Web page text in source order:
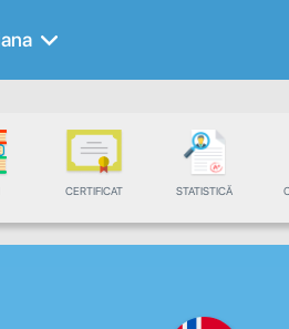
CERTIFICAT STATISTICĂ